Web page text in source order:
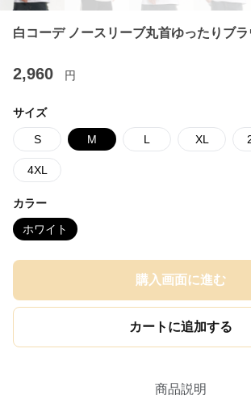
白コーデ ノースリーブ丸首ゆったりブラ
2,960 円
サイズ
S M L XL
4XL
カラー
ホワイト
購入画面に進む
カートに追加する
商品説明